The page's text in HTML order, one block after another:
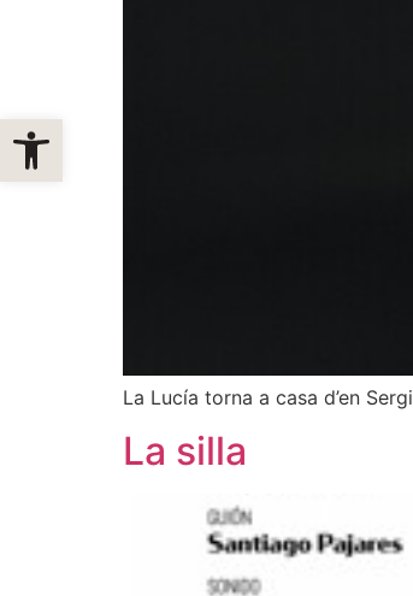
Obre la barra d'eines
La Lucía torna a casa d’en
La silla